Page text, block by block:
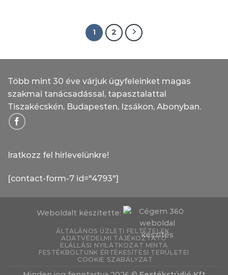
1 2
Több mint 30 éve várjuk ügyfeleinket magas
szakmai tanácsadással, tapasztalattal
Tiszakécskén, Budapesten, Izsákon, Abonyban.
Iratkozz fel hírlevelünkre!
[contact-form-7 id="4793"]
Weboldalt készítette:
ÁLTALÁNOS ÜZLETI FELTÉTELEK
ADATVÉDELMI TÁJÉKOZTATÓ
ELÁLLÁSI NYILATKOZAT MINTA
FESTÉKBOLTUNK ÉRTÉKESÍTÉSI TERÜLETEI
COOKIE SZABÁLYZAT